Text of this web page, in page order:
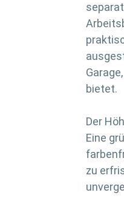
bietet.
Der
Eine
zu